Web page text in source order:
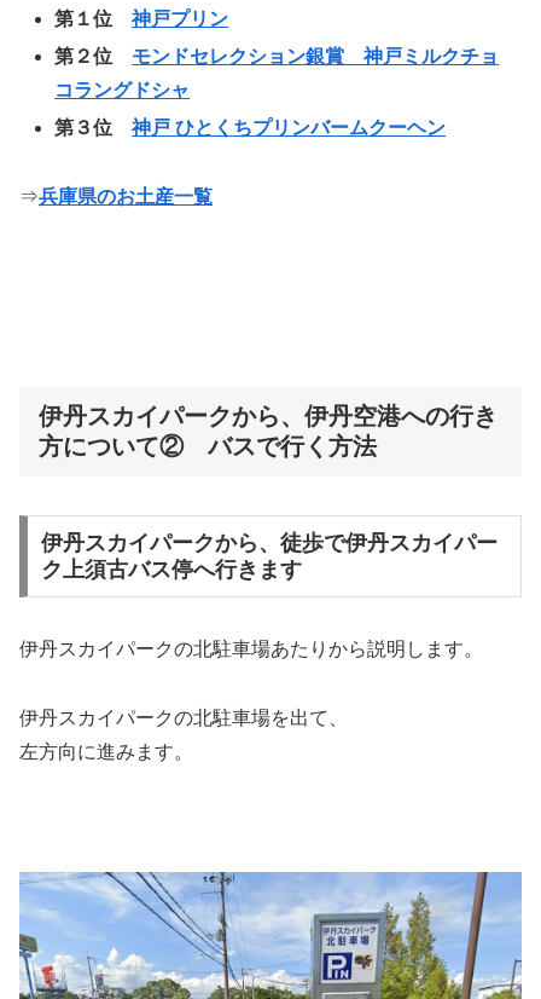
第１位神戸プリン
第２位 モンドセレクション銀賞 神戸ミルクチョ
コラングドシャ
第３位神戸 ひとくちプリンバームクーヘン
⇒兵庫県のお土産一覧
伊丹スカイパークから、伊丹空港への行き
方について② バスで行く方法
伊丹スカイパークから、徒歩で伊丹スカイパー
ク上須古バス停へ行きます
伊丹スカイパークの北駐車場あたりから説明します。
伊丹スカイパークの北駐車場を出て、
左方向に進みます。